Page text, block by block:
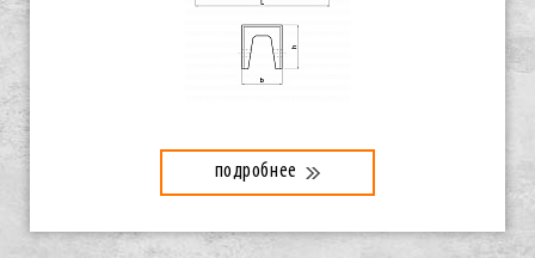
подробнее